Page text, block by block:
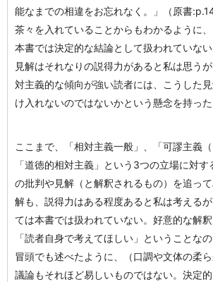
能なまでの相違をお忘れなく。」（原書
茶々を入れていることからもわかるように
本書では決定的な結論として扱われていな
見解はそれなりの説得力があると私は思う
対主義的な傾向が強い読者には、こうした
け入れないのではないかという懸念を持った
ここまで、「相対主義一般」、「可謬主義（
「道徳的相対主義」という3つの立場に対
の批判や見解（と解釈されるもの）を追っ
解も、説得力はある程度あると私は考える
ては本書では扱われていない。好意的な解釈
「読者自身で考えてほしい」ということな
冒頭でも述べたように、（口調や文体の柔
議論もそれほど易しいものではない。決定